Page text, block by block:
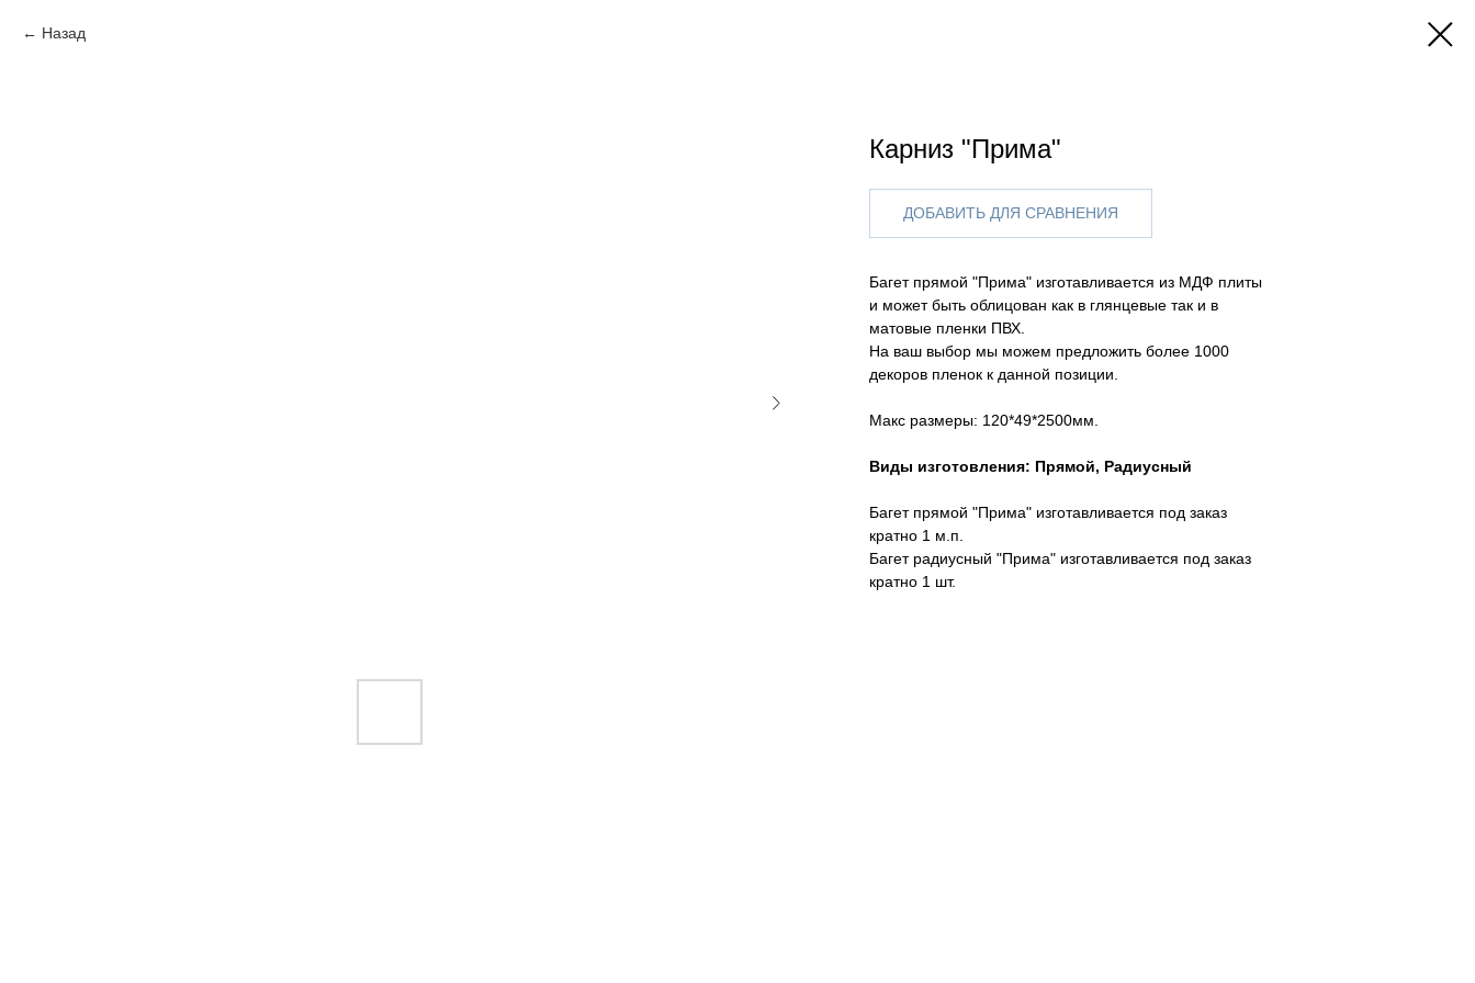
Назад
Карниз "Прима"
ДОБАВИТЬ ДЛЯ СРАВНЕНИЯ
Багет прямой "Прима" изготавливается из МДФ плиты
и может быть облицован как в глянцевые так и в
матовые пленки ПВХ.
На ваш выбор мы можем предложить более 1000
декоров пленок к данной позиции.
Макс размеры: 120*49*2500мм.
Виды изготовления: Прямой, Радиусный
Багет прямой "Прима" изготавливается под заказ
кратно 1 м.п.
Багет радиусный "Прима" изготавливается под заказ
кратно 1 шт.